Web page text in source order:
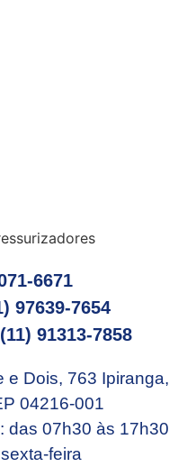
6671
97639-7654
91313-7858
e Dois, 763 Ipiranga,
04216-001
das 07h30 às 17h30
feira